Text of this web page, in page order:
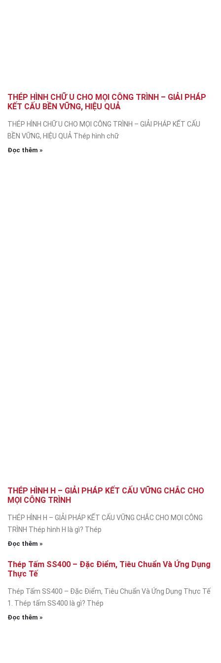
THÉP HÌNH CHỮ U CHO MỌI CÔNG TRÌNH – GIẢI PHÁP
KẾT CẤU BỀN VỮNG, HIỆU QUẢ
THÉP HÌNH CHỮ U CHO MỌI CÔNG TRÌNH – GIẢI PHÁP KẾT CẤU
BỀN VỮNG, HIỆU QUẢ Thép hình chữ
Đọc thêm »
THÉP HÌNH H – GIẢI PHÁP KẾT CẤU VỮNG CHẮC CHO
MỌI CÔNG TRÌNH
THÉP HÌNH H – GIẢI PHÁP KẾT CẤU VỮNG CHẮC CHO MỌI CÔNG
TRÌNH Thép hình H là gì? Thép
Đọc thêm »
Thép Tấm SS400 – Đặc Điểm, Tiêu Chuẩn Và Ứng Dụng
Thực Tế
Thép Tấm SS400 – Đặc Điểm, Tiêu Chuẩn Và Ứng Dụng Thực Tế
1. Thép tấm SS400 là gì? Thép
Đọc thêm »